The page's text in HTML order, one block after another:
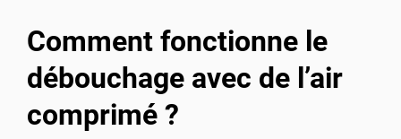
Comment fonctionne le
débouchage avec de l’air
comprimé ?